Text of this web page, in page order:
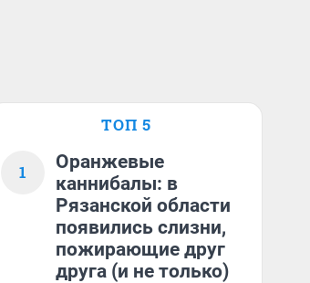
ТОП 5
1
Оранжевые
каннибалы: в
Рязанской области
появились слизни,
пожирающие друг
друга (и не только)